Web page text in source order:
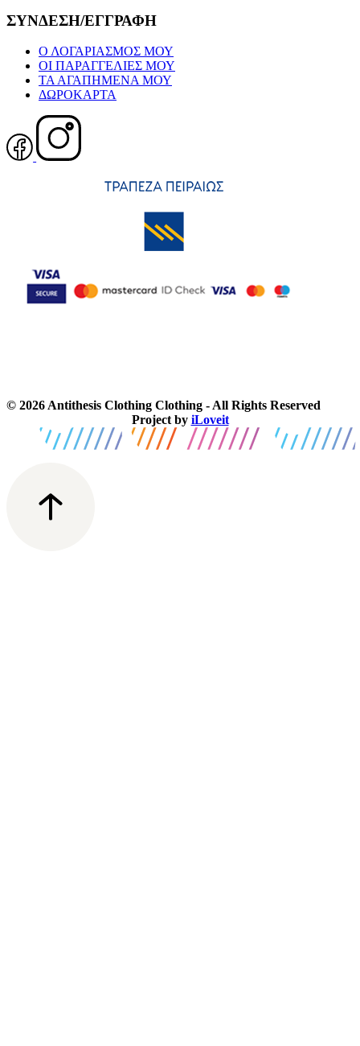
ΣΥΝΔΕΣΗ/ΕΓΓΡΑΦΗ
Ο ΛΟΓΑΡΙΑΣΜΟΣ ΜΟΥ
ΟΙ ΠΑΡΑΓΓΕΛΙΕΣ ΜΟΥ
ΤΑ ΑΓΑΠΗΜΕΝΑ ΜΟΥ
ΔΩΡΟΚΑΡΤΑ
© 2026 Antithesis Clothing Clothing - All Rights Reserved
Project by iLoveit